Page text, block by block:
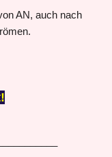
AN, auch nach